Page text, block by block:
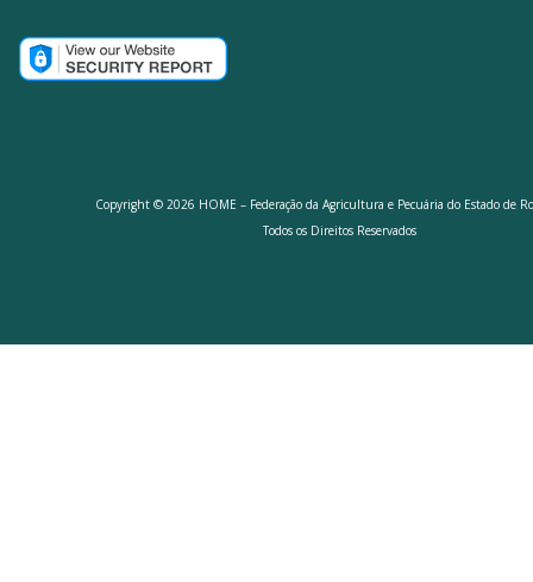
Copyright © 2026 HOME – Federação da Agricultura e Pecuária do Estado de
Todos os Direitos Reservados